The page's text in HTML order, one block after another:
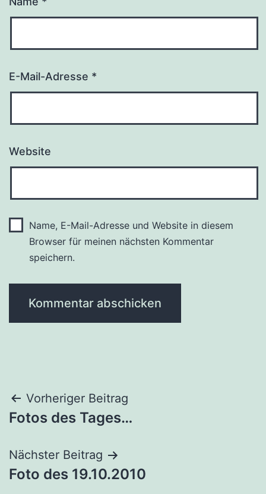
E-Mail-Adresse *
Website
Name, E-Mail-Adresse und Website in diesem
Browser für meinen nächsten Kommentar
speichern.
Beitragsnavigation
Vorheriger Beitrag
Fotos des Tages…
Nächster Beitrag
Foto des 19.10.2010